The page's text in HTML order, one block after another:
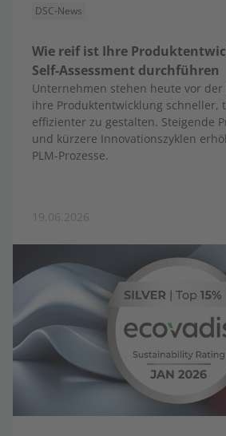
DSC-News
Wie reif ist Ihre
Self-Assessment durchführen
Unternehmen stehen heute vor
ihre Produktentwicklung schneller,
effizienter zu gestalten. Steigende
und kürzere Innovationszyklen
PLM-Prozesse.
19.06.2026